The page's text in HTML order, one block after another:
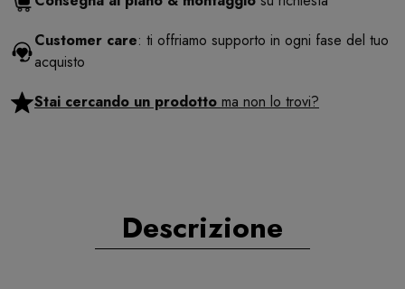
Customer care: ti offriamo supporto in ogni fase del tuo
acquisto
Stai cercando un prodotto ma non lo trovi?
Descrizione